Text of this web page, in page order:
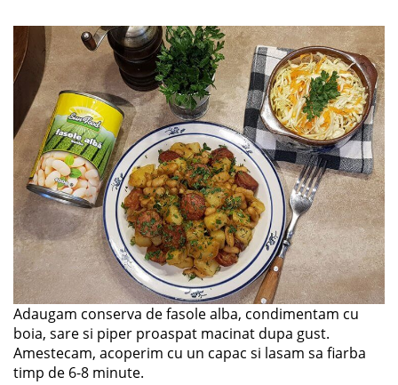
Adaugam conserva de fasole alba, condimentam cu
boia, sare si piper proaspat macinat dupa gust.
Amestecam, acoperim cu un capac si lasam sa fiarba
timp de 6-8 minute.